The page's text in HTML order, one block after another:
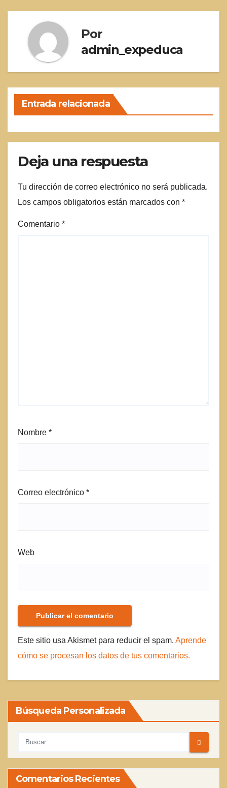
Por
admin_expeduca
Entrada relacionada
Deja una respuesta
Tu dirección de correo electrónico no será publicada.
Los campos obligatorios están marcados con *
Comentario *
Nombre *
Correo electrónico *
Web
Este sitio usa Akismet para reducir el spam. Aprende
cómo se procesan los datos de tus comentarios.
Búsqueda Personalizada
Comentarios Recientes